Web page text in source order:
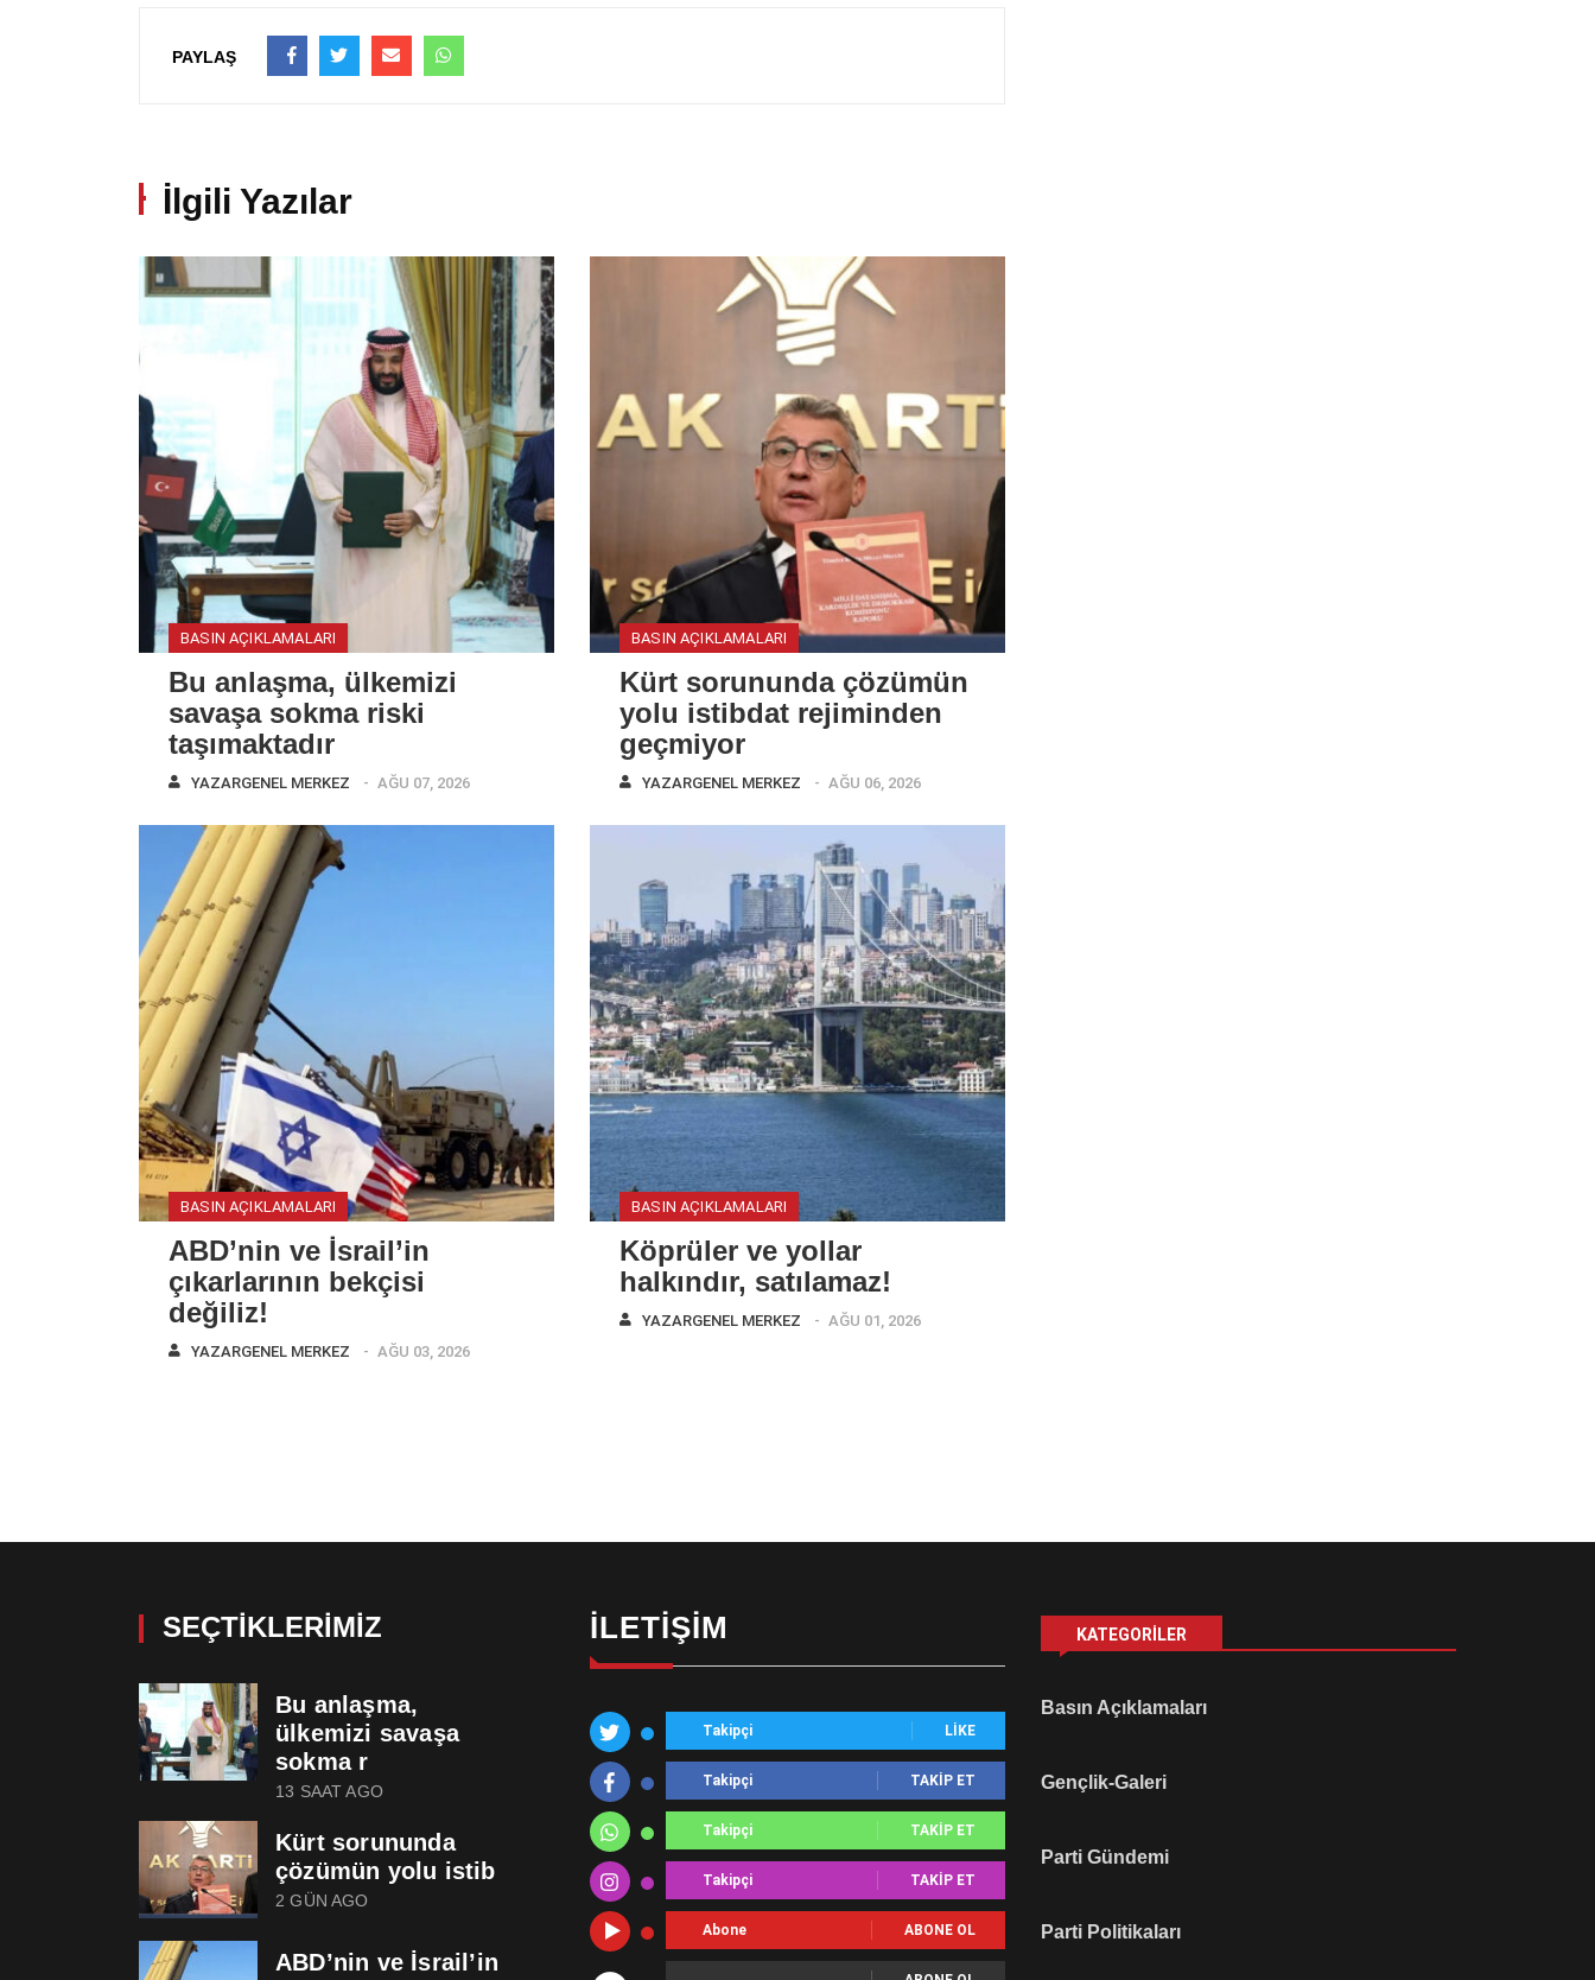
PAYLAŞ
İlgili Yazılar
BASIN AÇIKLAMALARI
Bu anlaşma, ülkemizi
savaşa sokma riski
taşımaktadır
YAZARGENEL MERKEZ AĞU 07, 2026
BASIN AÇIKLAMALARI
Kürt sorununda çözümün
yolu istibdat rejiminden
geçmiyor
YAZARGENEL MERKEZ AĞU 06, 2026
BASIN AÇIKLAMALARI
ABD’nin ve İsrail’in
çıkarlarının bekçisi
değiliz!
YAZARGENEL MERKEZ AĞU 03, 2026
BASIN AÇIKLAMALARI
Köprüler ve yollar
halkındır, satılamaz!
YAZARGENEL MERKEZ AĞU 01, 2026
SEÇTIKLERIMIZ
Bu anlaşma,
ülkemizi savaşa
sokma r
13 SAAT AGO
Kürt sorununda
çözümün yolu istib
2 GÜN AGO
ABD’nin ve İsrail’in
İLETIŞIM
Takipçi LIKE
Takipçi TAKIP ET
Takipçi TAKIP ET
Takipçi TAKIP ET
Abone ABONE OL
KATEGORILER
Basın Açıklamaları
Gençlik-Galeri
Parti Gündemi
Parti Politikaları